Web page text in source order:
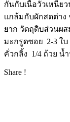
กันกับเนื้อวัวเหนี่ย
แกล้มกับผักสดต่าง
ยาก วัตถุดิบส่วนผ
มะกรูดซอย 2-3 ใ
คั่วกลิ้ง 1/4 ถ้วย น้
Share !